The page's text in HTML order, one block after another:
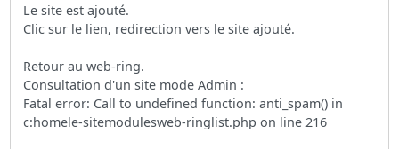
Le site est ajouté.
Clic sur le lien, redirection vers le site ajouté.
Retour au web-ring.
Consultation d'un site mode Admin :
Fatal error: Call to undefined function: anti_spam() in
c:homele-sitemodulesweb-ringlist.php on line 216